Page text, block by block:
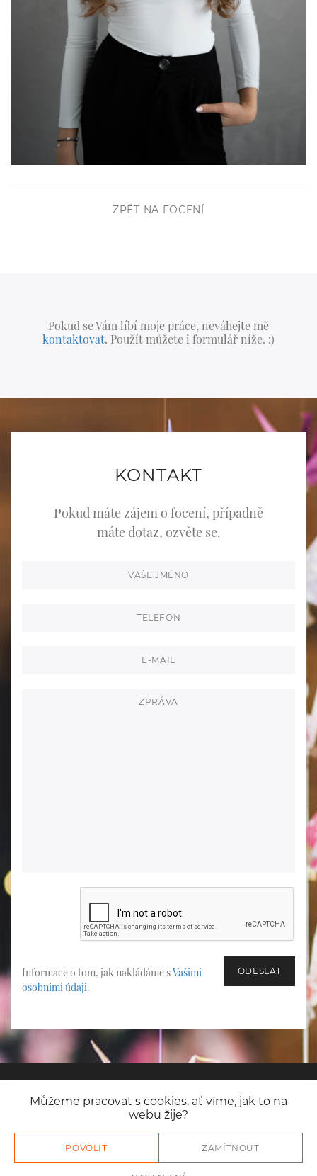
Nastavení
cookies
Můžeme pracovat s cookies, ať víme, jak to na
webu žije?
ZPĚT NA FOCENÍ
Pokud se Vám líbí moje práce, neváhejte mě
kontaktovat. Použít můžete i formulář níže. :)
KONTAKT
Pokud máte zájem o focení, případně
máte dotaz, ozvěte se.
Informace o tom, jak nakládáme sVašimi
osobními údaji.
Všechna práva vyhrazena © 2026 Roma Photo